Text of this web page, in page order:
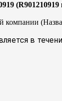
(
компании
в